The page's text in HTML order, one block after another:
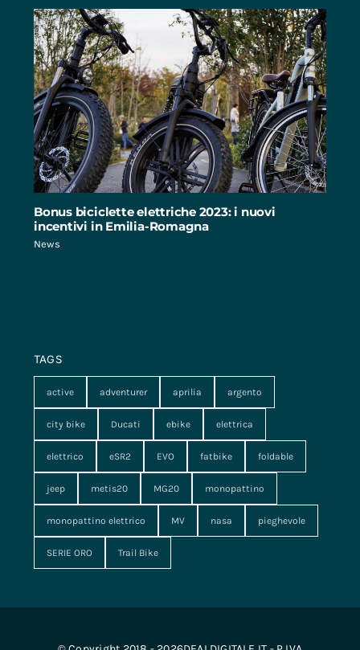
Bonus biciclette elettriche 2023: i nuovi
incentivi in Emilia-Romagna
News
TAGS
active adventurer aprilia argento
city bike Ducati ebike elettrica
elettrico eSR2 EVO fatbike foldable
jeep metis20 MG20 monopattino
monopattino elettrico MV nasa pieghevole
SERIE ORO Trail Bike